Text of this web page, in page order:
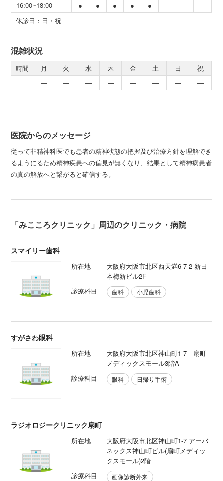
16:00~18:00
● ● ● ● ● ― ―
―
休診日：日・祝
混雑状況
時間 月 火 水 木 金 土 日
祝
―
― ― ― ― ― ― ―
医院からのメッセージ
従って非精神科医でも患者の精神状態の把握及び治療方針を理解でき
るようにるため精神疾患への偏見が無くなり、結果として精神病患者
の真の解放へと繋がると確信する。
「みこころクリニック」周辺のクリニック・病院
スマイリー歯科
所在地
大阪府大阪市北区西天満6-7-2 新日
本梅新ビル2F
診療科目
歯科 小児歯科
すがさわ眼科
所在地
大阪府大阪市北区神山町1-7 扇町
メディックスモール3階A
診療科目
眼科 日帰り手術
ラジオロジークリニック扇町
所在地
大阪府大阪市北区神山町1-7 アーバ
ネックス神山町ビル(扇町メディッ
クスモール)2階
診療科目
画像診断外来